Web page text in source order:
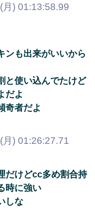
) 01:13:58.99
ンも出来がいいから
と使い込んでたけど
だよ
奇者だよ
) 01:26:27.71
だけどcc多め割合持
時に強い
しな